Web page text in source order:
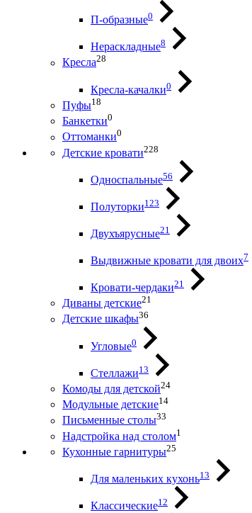
П-образные0
Нераскладные8
Кресла28
Кресла-качалки0
Пуфы18
Банкетки0
Оттоманки0
Детские кровати228
Односпальные56
Полуторки123
Двухъярусные21
Выдвижные кровати для двоих7
Кровати-чердаки21
Диваны детские21
Детские шкафы36
Угловые0
Стеллажи13
Комоды для детской24
Модульные детские14
Письменные столы33
Надстройка над столом1
Кухонные гарнитуры25
Для маленьких кухонь13
Классические12